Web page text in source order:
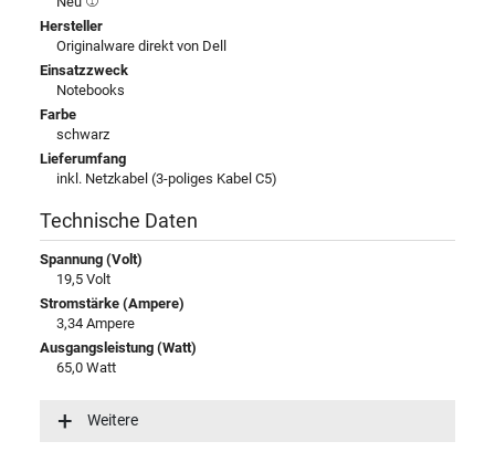
Hersteller
Originalware direkt von Dell
Einsatzzweck
Notebooks
Farbe
schwarz
Lieferumfang
inkl. Netzkabel (3-poliges Kabel C5)
Technische Daten
Spannung (Volt)
19,5 Volt
Stromstärke (Ampere)
3,34 Ampere
Ausgangsleistung (Watt)
65,0 Watt
100-240V / 50-60Hz
Weitere